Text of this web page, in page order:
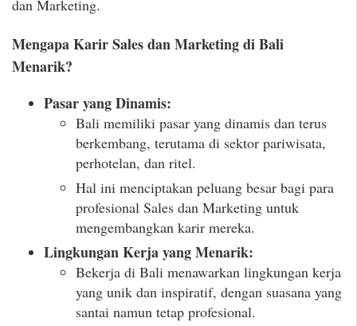
dan Marketing.
Mengapa Karir Sales dan Marketing di Bali
Menarik?
Pasar yang Dinamis:
Bali memiliki pasar yang dinamis dan terus
berkembang, terutama di sektor pariwisata,
perhotelan, dan ritel.
Hal ini menciptakan peluang besar bagi para
profesional Sales dan Marketing untuk
mengembangkan karir mereka.
Lingkungan Kerja yang Menarik:
Bekerja di Bali menawarkan lingkungan kerja
yang unik dan inspiratif, dengan suasana yang
santai namun tetap profesional.